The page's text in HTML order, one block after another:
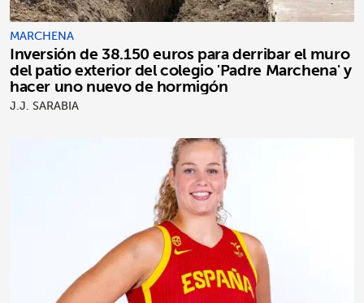
MARCHENA
Inversión de 38.150 euros para derribar el muro
del patio exterior del colegio 'Padre Marchena' y
hacer uno nuevo de hormigón
J.J. SARABIA